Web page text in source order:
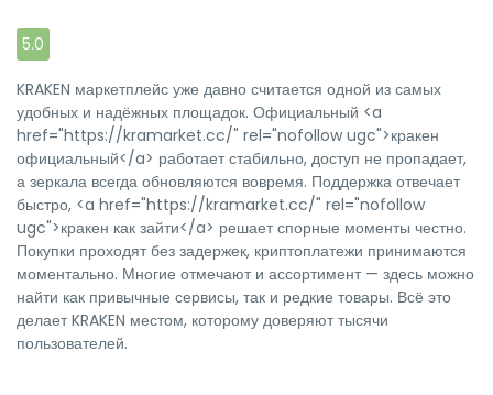
5.0
KRAKEN маркетплейс уже давно считается одной из самых
удобных и надёжных площадок. Официальный <a
href="https://kramarket.cc/" rel="nofollow ugc">кракен
официальный</a> работает стабильно, доступ не пропадает,
а зеркала всегда обновляются вовремя. Поддержка отвечает
быстро, <a href="https://kramarket.cc/" rel="nofollow
ugc">кракен как зайти</a> решает спорные моменты честно.
Покупки проходят без задержек, криптоплатежи принимаются
моментально. Многие отмечают и ассортимент — здесь можно
найти как привычные сервисы, так и редкие товары. Всё это
делает KRAKEN местом, которому доверяют тысячи
пользователей.